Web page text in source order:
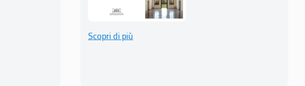
Scopri di più